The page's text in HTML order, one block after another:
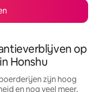
op
Honshu
zijn hoog
en nog veel meer.